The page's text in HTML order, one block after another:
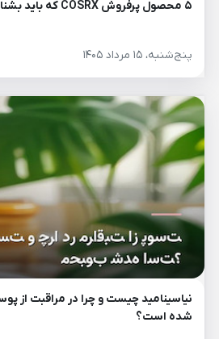
۵ محصول پرفروش COSRX که باید بشناسید
پنج‌شنبه، ۱۵ مرداد ۱۴۰۵
نیاسینامید چیست و چرا در مراقبت از
شده است؟